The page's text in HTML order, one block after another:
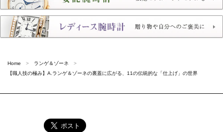
Home
ランゲ＆ゾーネ
【職人技の極み】A.ランゲ＆ゾーネの裏蓋に広がる、11の伝統的な「仕上げ」の世界